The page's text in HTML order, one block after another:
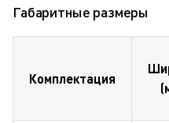
Габаритные размеры
Комплектация